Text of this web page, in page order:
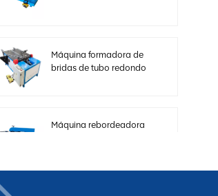
Máquina formadora de
bridas de tubo redondo
Máquina rebordeadora